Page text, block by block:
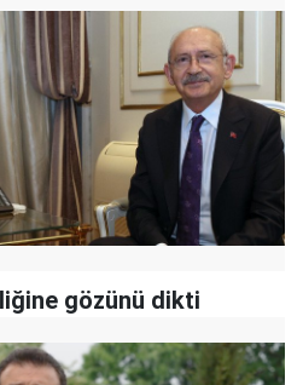
gözünü dikti